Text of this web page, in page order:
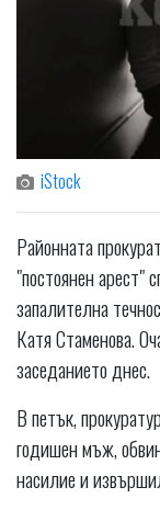
iStock
Районната
"постоянен
запалителна
Катя Стаменова.
заседанието днес.
В петък,
годишен мъж,
насилие и